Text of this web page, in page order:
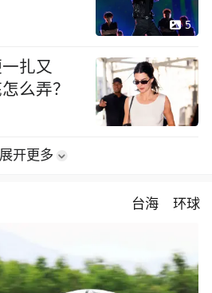
5
扎又
么弄？
展开更多
台海 环球